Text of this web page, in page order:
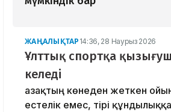
ЖАҢАЛЫҚТАР 14:36, 28 Наурыз 2026
Ұлттық спортқа
келеді
Қазақтың көнеден жеткен
естелік емес, тірі